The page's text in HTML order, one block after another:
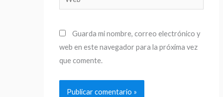
Guarda mi nombre, correo electrónico y
web en este navegador para la próxima vez
que comente.